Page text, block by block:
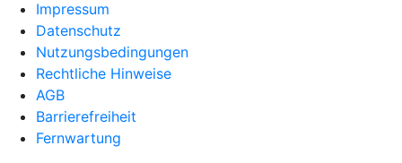
Impressum
Datenschutz
Nutzungsbedingungen
Rechtliche Hinweise
AGB
Barrierefreiheit
Fernwartung